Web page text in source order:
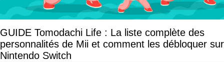
GUIDE Tomodachi Life : La liste complète des
personnalités de Mii et comment les débloquer sur
Nintendo Switch